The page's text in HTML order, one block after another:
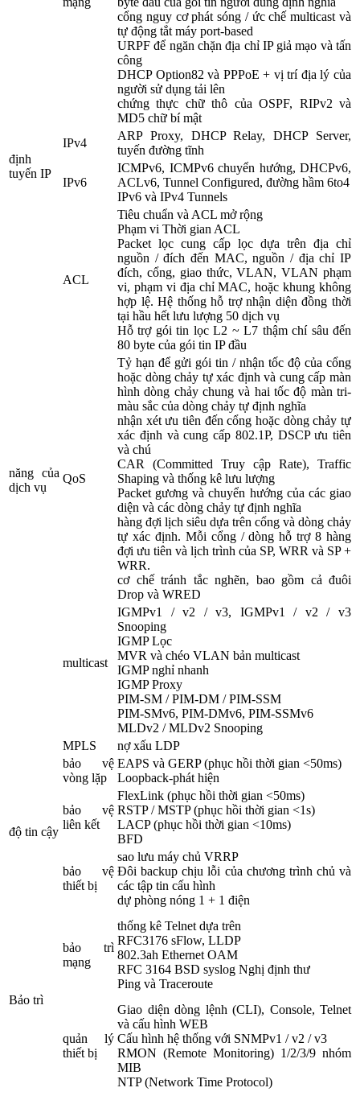
cổng nguy cơ phát sóng / ức chế multicast và
tự động tắt máy port-based
URPF để ngăn chặn địa chỉ IP giả mạo và tấn
công
DHCP Option82 và PPPoE + vị trí địa lý của
người sử dụng tải lên
chứng thực chữ thô của OSPF, RIPv2 và
MD5 chữ bí mật
định
tuyến IP
IPv4
ARP Proxy, DHCP Relay, DHCP Server,
tuyến đường tĩnh
IPv6
ICMPv6, ICMPv6 chuyển hướng, DHCPv6,
ACLv6, Tunnel Configured, đường hầm 6to4
IPv6 và IPv4 Tunnels
năng của
dịch vụ
ACL
Tiêu chuẩn và ACL mở rộng
Phạm vi Thời gian ACL
Packet lọc cung cấp lọc dựa trên địa chỉ
nguồn / đích đến MAC, nguồn / địa chỉ IP
đích, cổng, giao thức, VLAN, VLAN phạm
vi, phạm vi địa chỉ MAC, hoặc khung không
hợp lệ. Hệ thống hỗ trợ nhận diện đồng thời
tại hầu hết lưu lượng 50 dịch vụ
Hỗ trợ gói tin lọc L2 ~ L7 thậm chí sâu đến
80 byte của gói tin IP đầu
QoS
Tỷ hạn để gửi gói tin / nhận tốc độ của cổng
hoặc dòng chảy tự xác định và cung cấp màn
hình dòng chảy chung và hai tốc độ màn tri-
màu sắc của dòng chảy tự định nghĩa
nhận xét ưu tiên đến cổng hoặc dòng chảy tự
xác định và cung cấp 802.1P, DSCP ưu tiên
và chú
CAR (Committed Truy cập Rate), Traffic
Shaping và thống kê lưu lượng
Packet gương và chuyển hướng của các giao
diện và các dòng chảy tự định nghĩa
hàng đợi lịch siêu dựa trên cổng và dòng chảy
tự xác định. Mỗi cổng / dòng hỗ trợ 8 hàng
đợi ưu tiên và lịch trình của SP, WRR và SP +
WRR.
cơ chế tránh tắc nghẽn, bao gồm cả đuôi
Drop và WRED
multicast
IGMPv1 / v2 / v3, IGMPv1 / v2 / v3
Snooping
IGMP Lọc
MVR và chéo VLAN bản multicast
IGMP nghỉ nhanh
IGMP Proxy
PIM-SM / PIM-DM / PIM-SSM
PIM-SMv6, PIM-DMv6, PIM-SSMv6
MLDv2 / MLDv2 Snooping
MPLS
nợ xấu LDP
độ tin cậy
bảo vệ
vòng lặp
EAPS và GERP (phục hồi thời gian <50ms)
Loopback-phát hiện
bảo vệ
liên kết
FlexLink (phục hồi thời gian <50ms)
RSTP / MSTP (phục hồi thời gian <1s)
LACP (phục hồi thời gian <10ms)
BFD
bảo vệ
thiết bị
sao lưu máy chủ VRRP
Đôi backup chịu lỗi của chương trình chủ và
các tập tin cấu hình
dự phòng nóng 1 + 1 điện
Bảo trì
bảo trì
mạng
thống kê Telnet dựa trên
RFC3176 sFlow, LLDP
802.3ah Ethernet OAM
RFC 3164 BSD syslog Nghị định thư
Ping và Traceroute
quản lý
thiết bị
Giao diện dòng lệnh (CLI), Console, Telnet
và cấu hình WEB
Cấu hình hệ thống với SNMPv1 / v2 / v3
RMON (Remote Monitoring) 1/2/3/9 nhóm
MIB
NTP (Network Time Protocol)